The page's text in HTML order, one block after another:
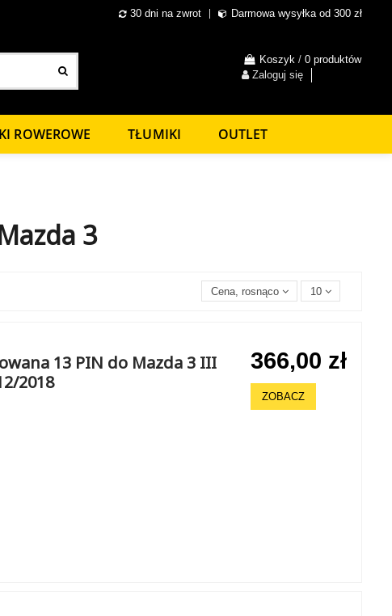
30 dni na zwrot Darmowa wysyłka od 300 zł
Koszyk / 0 produktów
Zaloguj się
ROWEROWE TŁUMIKI OUTLET
3
Cena, rosnąco 10
13 PIN do Mazda 3 III
2018
366,00 zł
ZOBACZ